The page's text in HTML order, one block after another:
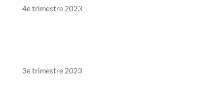
4e trimestre 2023
3e trimestre 2023